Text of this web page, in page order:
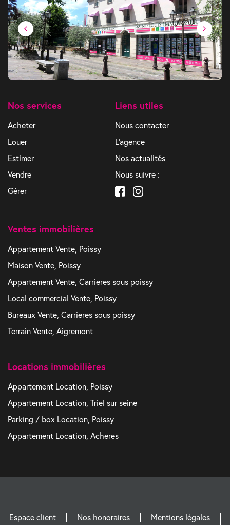
Nos services
Acheter
Louer
Estimer
Vendre
Gérer
Liens utiles
Nous contacter
L'agence
Nos actualités
Nous suivre :
Ventes immobilières
Appartement Vente, Poissy
Maison Vente, Poissy
Appartement Vente, Carrieres sous poissy
Local commercial Vente, Poissy
Bureaux Vente, Carrieres sous poissy
Terrain Vente, Aigremont
Locations immobilières
Appartement Location, Poissy
Appartement Location, Triel sur seine
Parking / box Location, Poissy
Appartement Location, Acheres
Espace client Nos honoraires Mentions légales